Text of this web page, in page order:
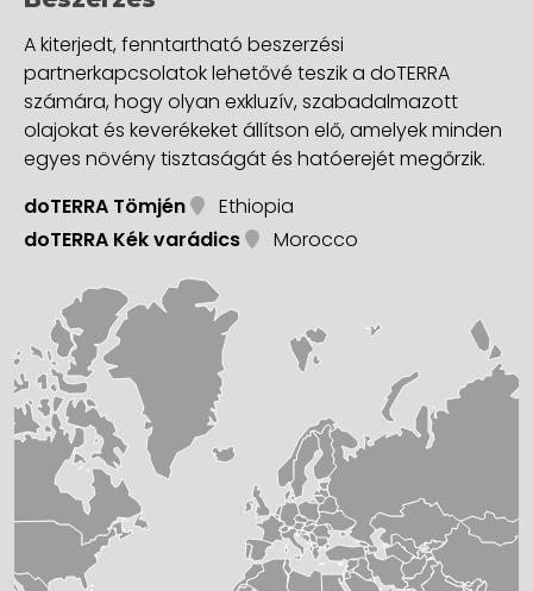
A kiterjedt, fenntartható beszerzési
partnerkapcsolatok lehetővé teszik a doTERRA
számára, hogy olyan exkluzív, szabadalmazott
olajokat és keverékeket állítson elő, amelyek minden
egyes növény tisztaságát és hatóerejét megőrzik.
doTERRA Tömjén
Ethiopia
doTERRA Kék varádics
Morocco